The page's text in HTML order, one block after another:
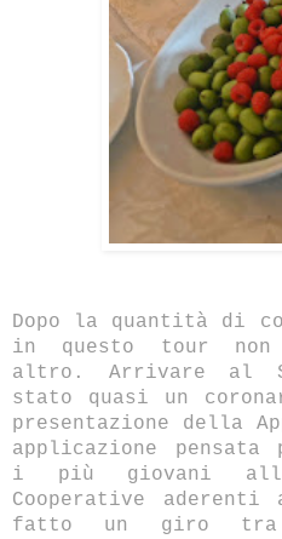
Dopo la quantità di
in questo tour
altro. Arrivare al
stato quasi un
presentazione della
applicazione pensata
i più giovani
Cooperative aderenti
fatto un giro